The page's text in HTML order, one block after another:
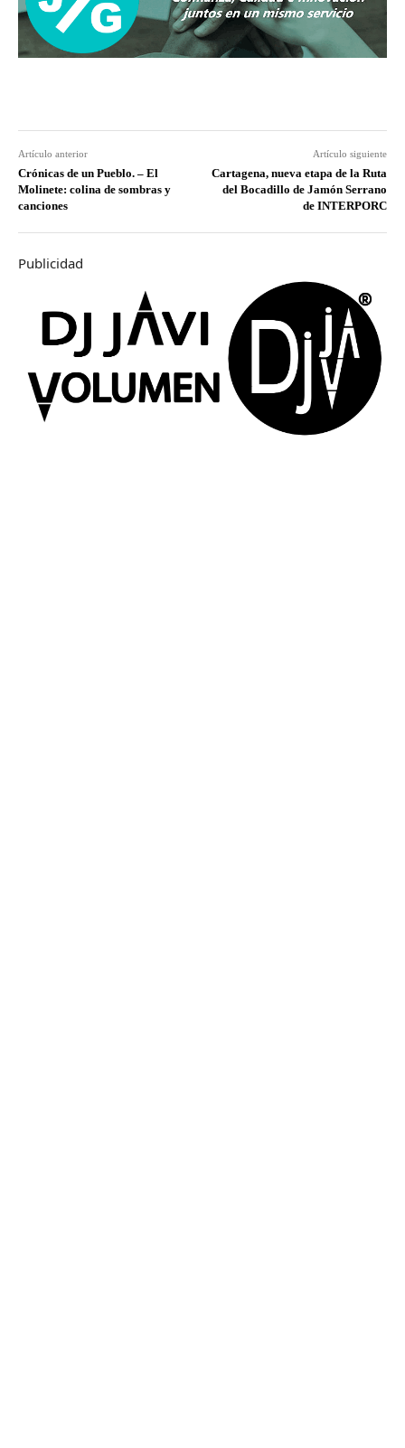
Artículo anterior
Crónicas de un Pueblo. – El
Molinete: colina de sombras y
canciones
Artículo siguiente
Cartagena, nueva etapa de la Ruta
del Bocadillo de Jamón Serrano
de INTERPORC
Publicidad